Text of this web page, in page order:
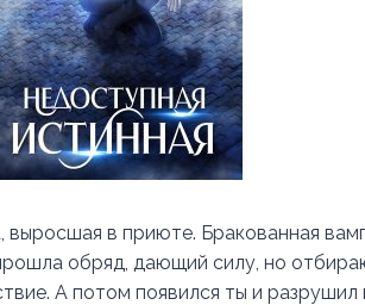
выросшая в приюте. Бракованная
обряд, дающий силу, но
А потом появился ты и разрушил